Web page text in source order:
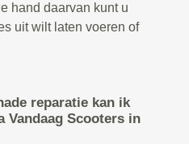
hand daarvan kunt u
uit wilt laten voeren of
reparatie kan ik
Vandaag Scooters in